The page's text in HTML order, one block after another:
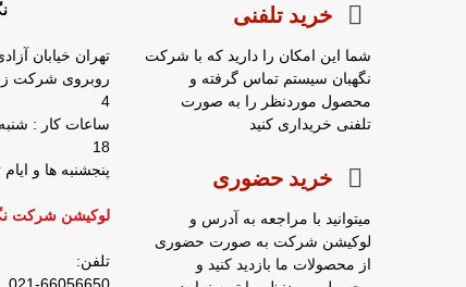
خرید تلفنی
شما این امکان را دارید که با شرکت
نگهبان سیستم تماس گرفته و
محصول موردنظر را به صورت
تلفنی خریداری کنید
خرید حضوری
میتوانید با مراجعه به آدرس و
لوکیشن شرکت به صورت حضوری
از محصولات ما بازدید کنید و
تهران خیابان
4
18
پنجشنبه ها و
لوکیشن شرکت
تلفن: